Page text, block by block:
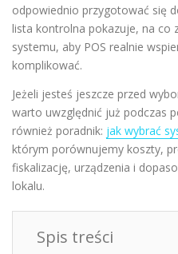
odpowiednio przygotować się
lista kontrolna pokazuje, na co
systemu, aby POS realnie
komplikować.
Jeżeli jesteś jeszcze przed
warto uwzględnić już podczas
również poradnik: jak wybrać
którym porównujemy koszty,
fiskalizację, urządzenia i
lokalu.
Spis treści